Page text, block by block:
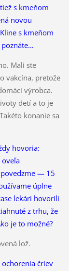
s kmeňom
novou
s kmeňom
poznáte…
Mali ste
vakcína, pretože
výrobca.
detí a to je
konanie sa
hovoria:
oveľa
— 15
úplne
lekári hovorili
z trhu, že
je to možné?
lož.
čriev